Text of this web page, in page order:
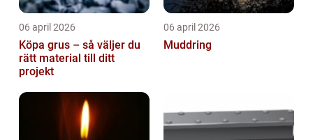
06 april 2026
Köpa grus – så väljer du
rätt material till ditt
projekt
06 april 2026
Muddring